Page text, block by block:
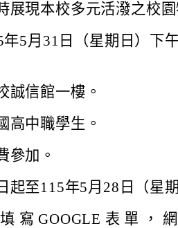
展現本校多元活潑之校
5月31日（星期日）下
誠信館一樓。
高中職學生。
參加。
起至115年5月28日（星
寫 GOOGLE 表 單 ，